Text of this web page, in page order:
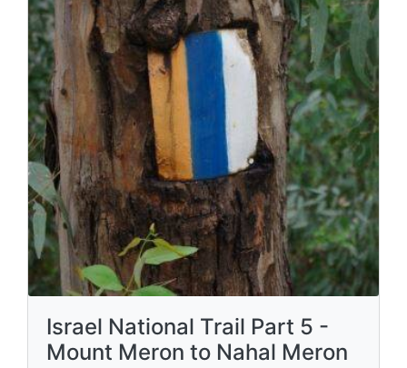
Israel National Trail Part 5 -
Mount Meron to Nahal Meron